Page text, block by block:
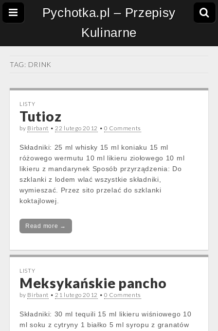
Pychotka.pl – Przepisy
Kulinarne
TAG: DRINK
LISTY
Tutioz
by Birbant •22 lutego 2012 •0 Comments
Składniki: 25 ml whisky 15 ml koniaku 15 ml
różowego wermutu 10 ml likieru ziołowego 10 ml
likieru z mandarynek Sposób przyrządzenia: Do
szklanki z lodem wlać wszystkie składniki,
wymieszać. Przez sito przelać do szklanki
koktajlowej.
Read more →
LISTY
Meksykańskie pancho
by Birbant •21 lutego 2012 •0 Comments
Składniki: 30 ml tequili 15 ml likieru wiśniowego 10
ml soku z cytryny 1 białko 5 ml syropu z granatów